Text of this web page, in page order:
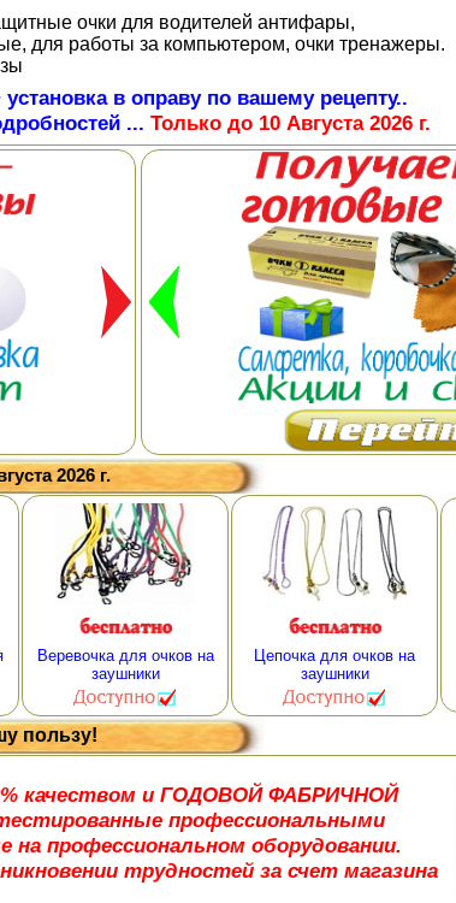
очки для водителей антифары,
для работы за компьютером, очки тренажеры.
в оправу по вашему рецепту..
... Только до 10 Августа 2026 г.
2026 г.
Веревочка для очков на
заушники
Цепочка для очков на
заушники
пользу!
качеством и ГОДОВОЙ ФАБРИЧНОЙ
профессиональными
профессиональном оборудовании.
трудностей за счет магазина